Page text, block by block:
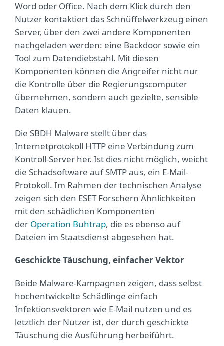
Word oder Office. Nach dem Klick durch den
Nutzer kontaktiert das Schnüffelwerkzeug einen
Server, über den zwei andere Komponenten
nachgeladen werden: eine Backdoor sowie ein
Tool zum Datendiebstahl. Mit diesen
Komponenten können die Angreifer nicht nur
die Kontrolle über die Regierungscomputer
übernehmen, sondern auch gezielte, sensible
Daten klauen.
Die SBDH Malware stellt über das
Internetprotokoll HTTP eine Verbindung zum
Kontroll-Server her. Ist dies nicht möglich, weicht
die Schadsoftware auf SMTP aus, ein E-Mail-
Protokoll. Im Rahmen der technischen Analyse
zeigen sich den ESET Forschern Ähnlichkeiten
mit den schädlichen Komponenten
der Operation Buhtrap, die es ebenso auf
Dateien im Staatsdienst abgesehen hat.
Geschickte Täuschung, einfacher Vektor
Beide Malware-Kampagnen zeigen, dass selbst
hochentwickelte Schädlinge einfach
Infektionsvektoren wie E-Mail nutzen und es
letztlich der Nutzer ist, der durch geschickte
Täuschung die Ausführung herbeiführt.